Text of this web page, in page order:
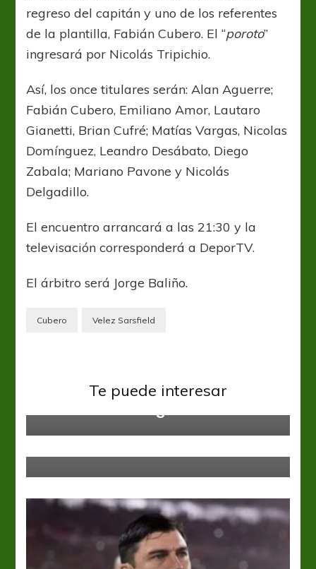
regreso del capitán y uno de los referentes
de la plantilla, Fabián Cubero. El “poroto”
ingresará por Nicolás Tripichio.
Así, los once titulares serán: Alan Aguerre;
Fabián Cubero, Emiliano Amor, Lautaro
Gianetti, Brian Cufré; Matías Vargas, Nicolas
Domínguez, Leandro Desábato, Diego
Zabala; Mariano Pavone y Nicolás
Delgadillo.
El encuentro arrancará a las 21:30 y la
televisación corresponderá a DeporTV.
El árbitro será Jorge Baliño.
Cubero Velez Sarsfield
Te puede interesar
Palmeiras propondrá el traspaso
de Francisco Ortega